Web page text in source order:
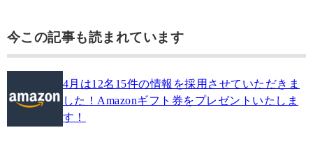
今この記事も読まれています
4月は12名15件の情報を採用させていただきま
した！Amazonギフト券をプレゼントいたしま
す！